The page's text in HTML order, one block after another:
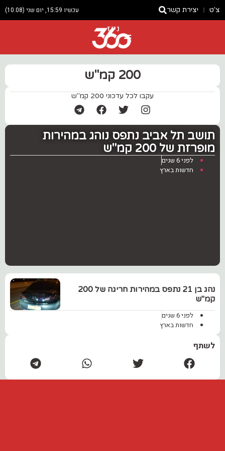
צ'ט יצירת קשר עכשיו 15:59, יום שני (10.08)
ניוז
200 קמ"ש
עקבו לכל עדכוני 200 קמ"ש
תושב תל אביב נתפס נוהג במהירות
מופרזת של 200 קמ"ש
לפני 6 שנים
חדשות בארץ
נהג בן 21 נתפס במהירות חריגה של 200
קמ"ש
לפני 6 שנים
חדשות בארץ
לשתף